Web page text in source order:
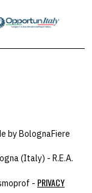
by BolognaFiere
(Italy) - R.E.A.
- PRIVACY